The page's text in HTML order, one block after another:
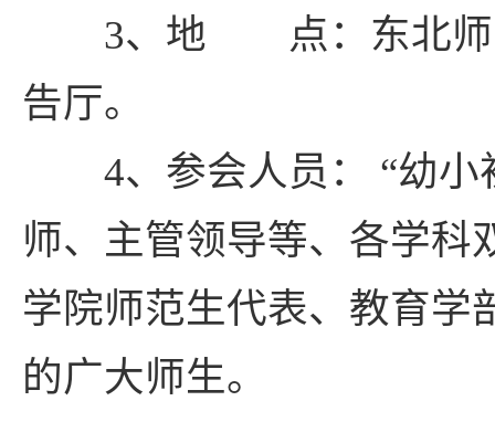
3、地 点：东北师范
告厅。
4、参会人员： “幼小
师、主管领导等、各学科
学院师范生代表、教育学
的广大师生。